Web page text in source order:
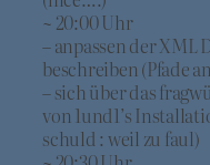
~ 20:00 Uhr
– anpassen der XML
beschreiben (Pfade
– sich über das
von 1und1’s
schuld : weil zu faul)